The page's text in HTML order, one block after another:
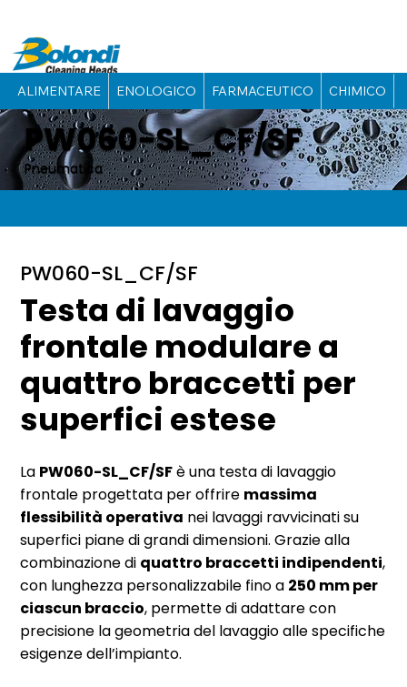
ALIMENTARE ENOLOGICO FARMACEUTICO CHIMICO
PW060-SL_CF/SF
Pneumatica
PW060-SL_CF/SF
Testa di lavaggio
frontale modulare a
quattro braccetti per
superfici estese
La PW060-SL_CF/SFè una testa di lavaggio
frontale progettata per offrire massima
flessibilità operativa nei lavaggi ravvicinati su
superfici piane di grandi dimensioni. Grazie alla
combinazione di quattro braccetti indipendenti,
con lunghezza personalizzabile fino a 250 mm per
ciascun braccio, permette di adattare con
precisione la geometria del lavaggio alle specifiche
esigenze dell’impianto.